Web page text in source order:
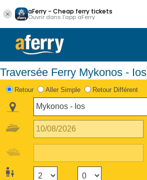
aFerry - Cheap ferry tickets
Ouvrir dans l'app aFerry
Traversée Ferry Mykonos - Ios
Retour Aller Simple Retour Différent